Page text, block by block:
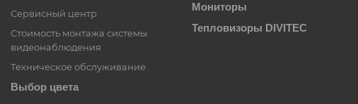
Сервисный центр
Стоимость монтажа системы
видеонаблюдения
Техническое обслуживание
Выбор цвета
Мониторы
Тепловизоры DIVITEC